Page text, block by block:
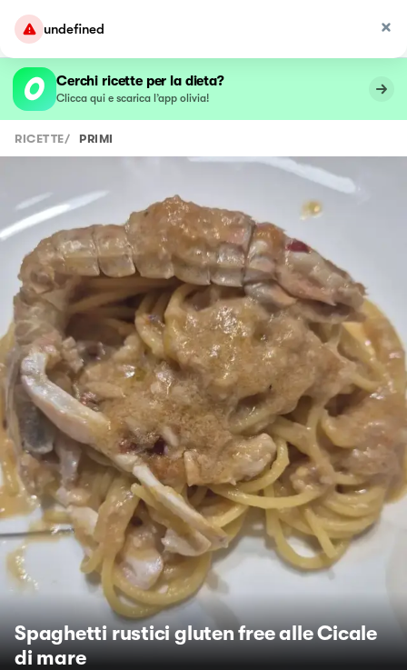
undefined
Cerchi ricette per la dieta?
Clicca qui e scarica l’app olivia!
RICETTE/ PRIMI
Spaghetti rustici gluten free alle Cicale
di mare